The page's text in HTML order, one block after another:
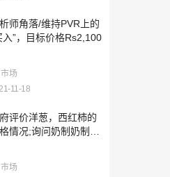
Sumi上'买'，Q2结
向下达
作为银行，自制
长25％，达到6,63
师角落/维持PVR上的
入”，目标价格Rs2,100
市场
11-18
评价洋葱，西红柿的
情况;询问奶制奶制品
市场